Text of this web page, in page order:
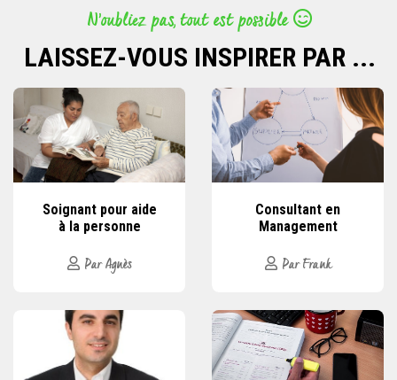
N’oubliez pas, tout est possible
LAISSEZ-VOUS INSPIRER PAR ...
Soignant pour aide
à la personne
Par Agnès
Consultant en
Management
Par Frank